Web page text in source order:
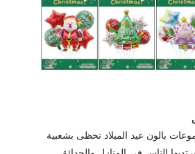
بالون عيد الميلاد تحظى بشعبية